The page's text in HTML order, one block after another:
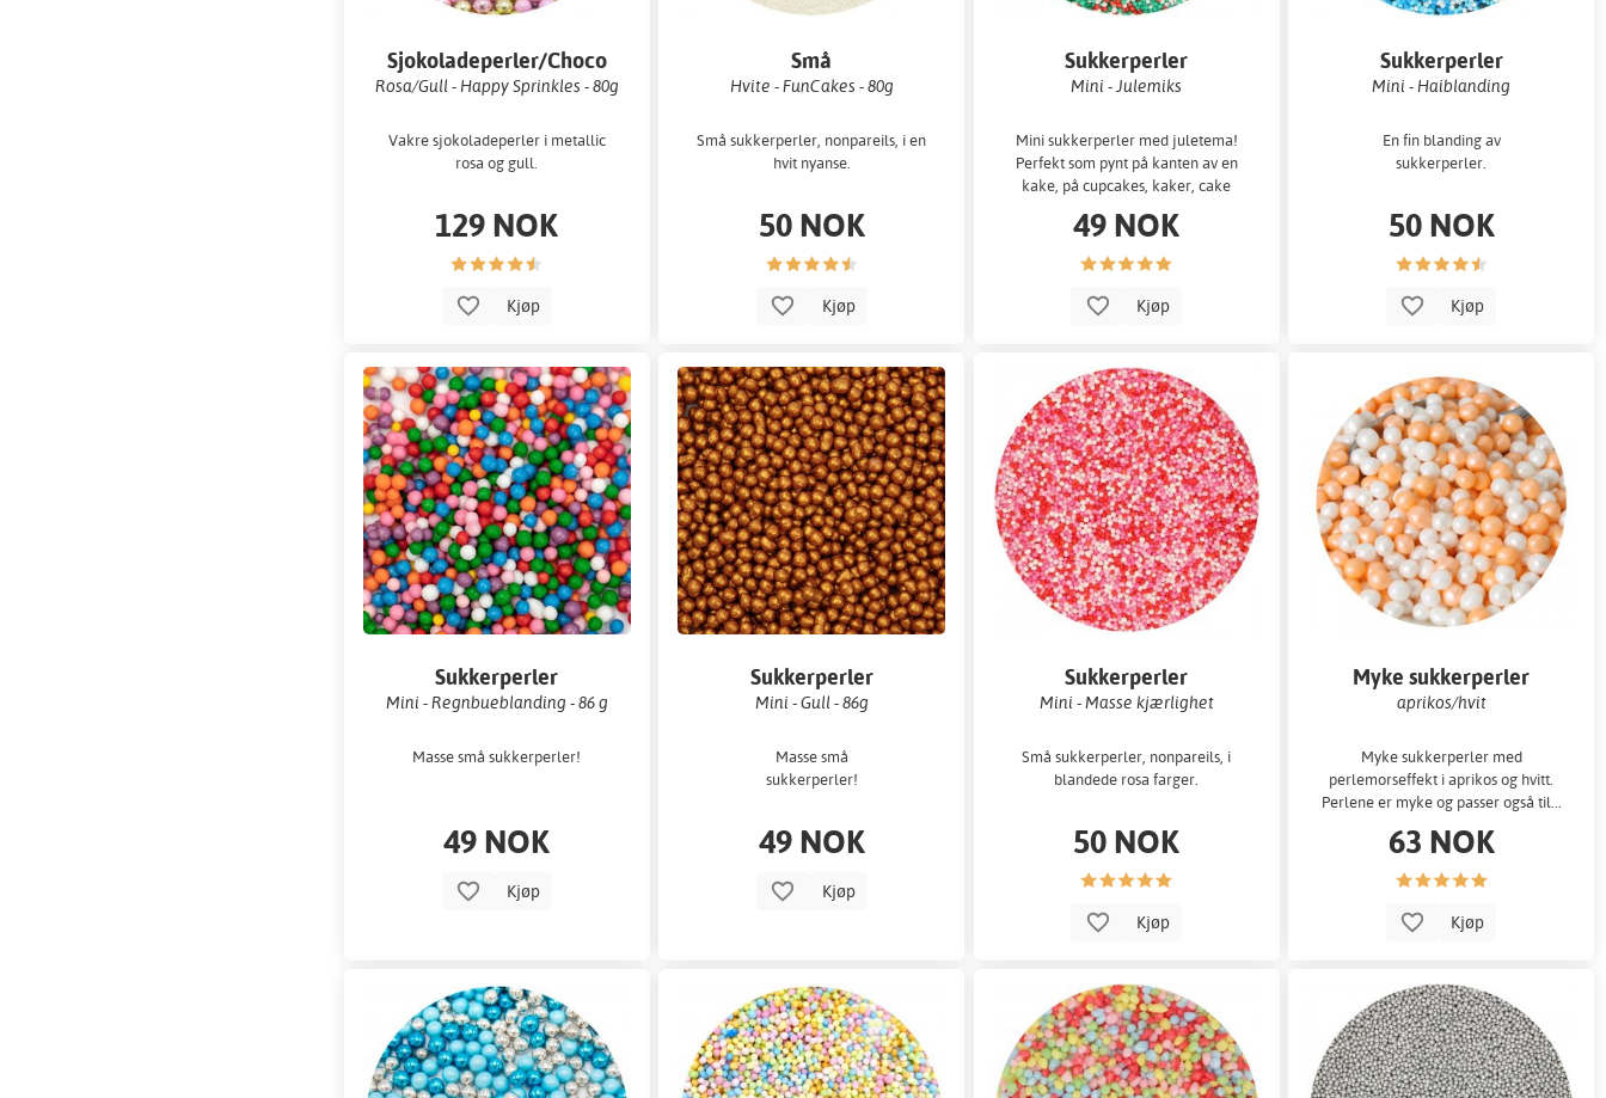
Sjokoladeperler/Choco
Dragées
Rosa/Gull - Happy Sprinkles - 80g
Vakre sjokoladeperler i metallic
rosa og gull.
129 NOK
Kjøp
Små
sukkerperler/Nonpareils
Hvite - FunCakes - 80g
Små sukkerperler, nonpareils, i en
hvit nyanse.
50 NOK
Kjøp
Sukkerperler
Mini - Julemiks
Mini sukkerperler med juletema!
Perfekt som pynt på kanten av en
kake, på cupcakes, kaker, cake
49 NOK
Kjøp
Sukkerperler
Mini - Haiblanding
En fin blanding av
sukkerperler.
50 NOK
Kjøp
Sukkerperler
Mini - Regnbueblanding - 86 g
Masse små sukkerperler!
49 NOK
Kjøp
Sukkerperler
Mini - Gull - 86g
Masse små
sukkerperler!
49 NOK
Kjøp
Sukkerperler
Mini - Masse kjærlighet
Små sukkerperler, nonpareils, i
blandede rosa farger.
50 NOK
Kjøp
Myke sukkerperler
aprikos/hvit
Myke sukkerperler med
perlemorseffekt i aprikos og hvitt.
Perlene er myke og passer også til...
63 NOK
Kjøp